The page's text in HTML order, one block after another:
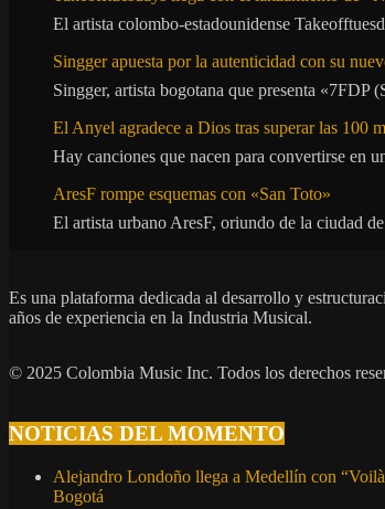
El artista colombo-estadounidense
Singger apuesta por la autenticidad con su
Singger, artista bogotana que presenta «7FDP
El Anyel agradece a Dios tras superar las 100
Hay canciones que nacen para convertirse en
AresF rompe esquemas con «San Toto»
El artista urbano AresF, oriundo de la ciudad
Es una plataforma dedicada al desarrollo y
años de experiencia en la Industria Musical.
© 2025 Colombia Music Inc. Todos los derechos
NOTICIAS DEL MOMENTO
Alejandro Londoño llega a Medellín con
Bogotá